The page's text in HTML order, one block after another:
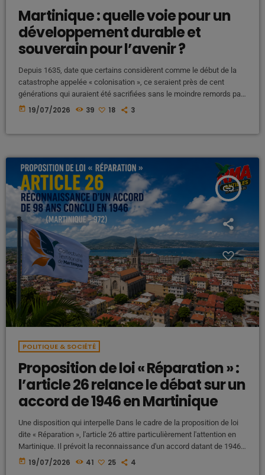
Martinique : quelle voie pour un
développement durable et
souverain pour l’avenir ?
Depuis 1635, date que certains considèrent comme le début de la
catastrophe appelée « colonisation », ce seraient près de cent
générations qui auraient été sacrifiées sans le moindre remords par
le système colonial. Face à ce constat, l'appel est lancé aux
today 19/07/2026 39 18 3
insert_link
POLITIQUE & SOCIÉTÉ
Proposition de loi « Réparation » :
l’article 26 relance le débat sur un
accord de 1946 en Martinique
Une disposition qui interpelle Dans le cadre de la proposition de loi
dite « Réparation », l'article 26 attire particulièrement l'attention en
Martinique. Il prévoit la reconnaissance d'un accord datant de 1946,
présenté comme un engagement historique dont la durée s'étendrait
today 19/07/2026 41 25 4